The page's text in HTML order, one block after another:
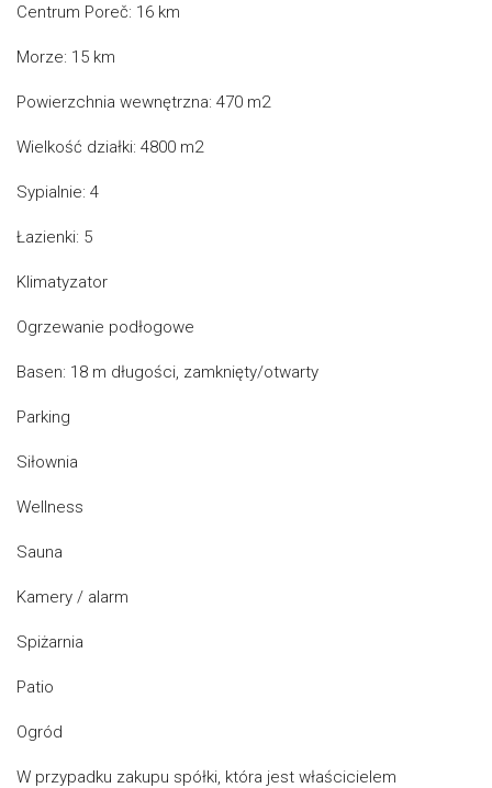
Centrum Poreč: 16 km
Morze: 15 km
Powierzchnia wewnętrzna: 470 m2
Wielkość działki: 4800 m2
Sypialnie: 4
Łazienki: 5
Klimatyzator
Ogrzewanie podłogowe
Basen: 18 m długości, zamknięty/otwarty
Parking
Siłownia
Wellness
Sauna
Kamery / alarm
Spiżarnia
Patio
Ogród
W przypadku zakupu spółki, która jest właścicielem